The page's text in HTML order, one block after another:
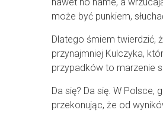
nawet no name, a
może być punkiem,
Dlatego śmiem twierdzić,
przynajmniej Kulczyka,
przypadków to marzenie
Da się? Da się. W
przekonując, że od